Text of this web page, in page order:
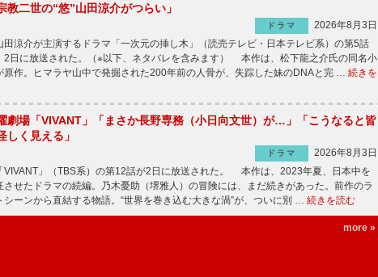
教二世の“悠”山田涼介がつらい」
ドラマ
2026年8月3日
涼介が主演するドラマ「一次元の挿し木」（読売テレビ・日本テレビ系）の第5話
2日に放送された。（※以下、ネタバレを含みます） 本作は、松下龍之介氏の同名小
原作。ヒマラヤ山中で発掘された200年前の人骨が、失踪した妹のDNAと完 … 続きを
劇場「VIVANT」「まさか長野専務（小日向文世）が…」「こうなると皆
しく見える」
ドラマ
2026年8月3日
」（TBS系）の第12話が2日に放送された。 本作は、2023年夏、日本中を
させたドラマの続編。乃木憂助（堺雅人）の冒険には、まだ続きがあった。前作のラ
シーンから直結する物語。“世界を巻き込む大きな渦”が、ついに別 … 続きを読む
more »